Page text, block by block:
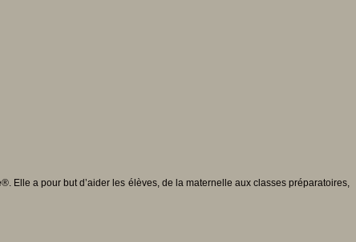
Elle a pour but d’aider les élèves, de la maternelle aux classes préparatoires,